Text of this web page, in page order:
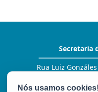
Secretaria
Rua Luiz
CEP: